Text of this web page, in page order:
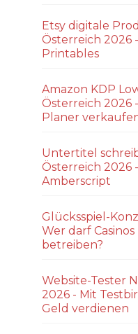
Etsy digitale
Österreich 2026
Printables
Amazon KDP
Österreich 2026
Planer
Untertitel
Österreich 2026
Amberscript
Glücksspiel-
Wer darf
betreiben?
Website-Tester
2026 - Mit
Geld verdienen